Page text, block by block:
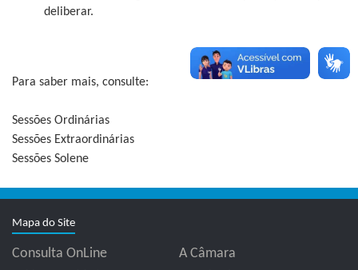
deliberar.
Para saber mais, consulte:
Sessões Ordinárias
Sessões Extraordinárias
Sessões Solene
Mapa do Site
Consulta OnLine A Câmara